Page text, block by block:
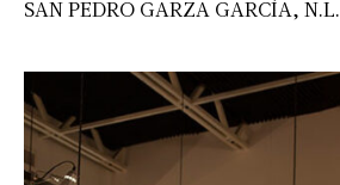
SAN PEDRO GARZA GARCÍA, N.L.